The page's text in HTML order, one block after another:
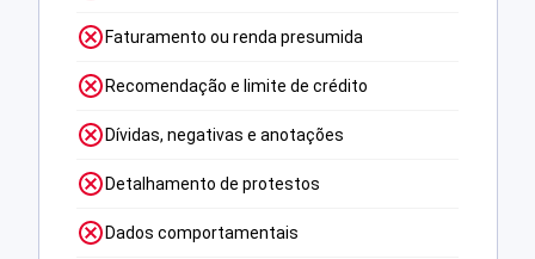
Faturamento ou renda presumida
Recomendação e limite de crédito
Dívidas, negativas e anotações
Detalhamento de protestos
Dados comportamentais